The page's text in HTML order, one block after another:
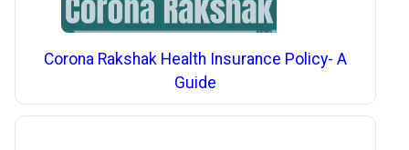
Corona Rakshak Health Insurance Policy- A
Guide